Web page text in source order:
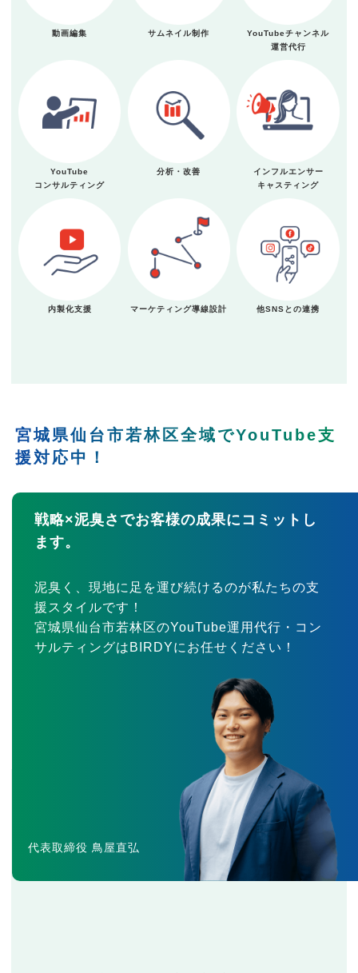
動画編集 サムネイル制作
YouTubeチャンネル
運営代行
YouTube
コンサルティング
分析・改善
インフルエンサー
キャスティング
内製化支援 マーケティング導線設計 他SNSとの連携
宮城県仙台市若林区全域でYouTube支
援対応中！
戦略×泥臭さでお客様の成果にコミットし
ます。
泥臭く、現地に足を運び続けるのが私たちの支
援スタイルです！
宮城県仙台市若林区のYouTube運用代行・コン
サルティングはBIRDYにお任せください！
代表取締役 鳥屋直弘